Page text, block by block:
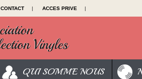
CONTACT | ACCES PRIVE |
QUI SOMME NOUS